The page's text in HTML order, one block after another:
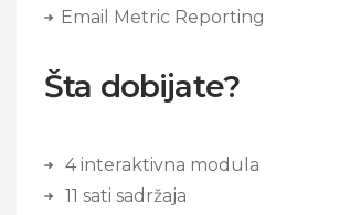
Email Metric Reporting
Šta dobijate?
4 interaktivna modula
11 sati sadržaja